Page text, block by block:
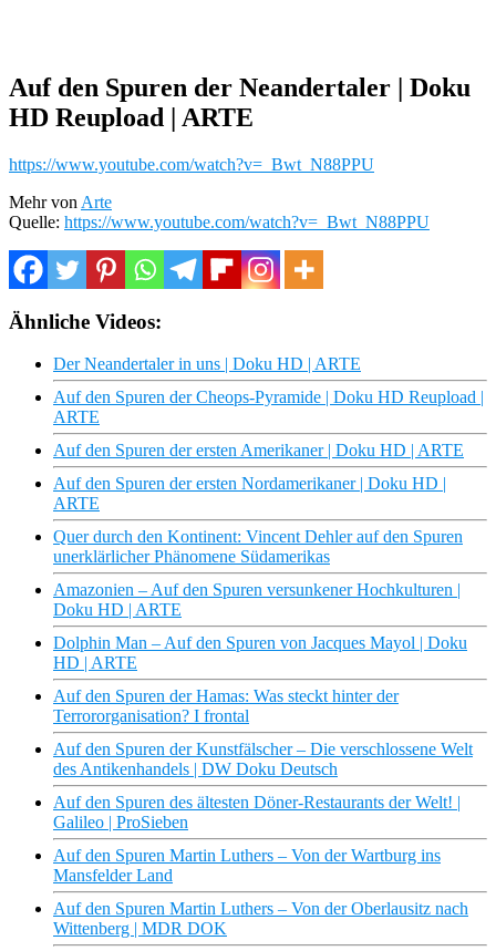
Auf den Spuren der Neandertaler | Doku
HD Reupload | ARTE
https://www.youtube.com/watch?v=_Bwt_N88PPU
Mehr von Arte
Quelle: https://www.youtube.com/watch?v=_Bwt_N88PPU
Ähnliche Videos:
Der Neandertaler in uns | Doku HD | ARTE
Auf den Spuren der Cheops-Pyramide | Doku HD Reupload |
ARTE
Auf den Spuren der ersten Amerikaner | Doku HD | ARTE
Auf den Spuren der ersten Nordamerikaner | Doku HD |
ARTE
Quer durch den Kontinent: Vincent Dehler auf den Spuren
unerklärlicher Phänomene Südamerikas
Amazonien – Auf den Spuren versunkener Hochkulturen |
Doku HD | ARTE
Dolphin Man – Auf den Spuren von Jacques Mayol | Doku
HD | ARTE
Auf den Spuren der Hamas: Was steckt hinter der
Terrororganisation? I frontal
Auf den Spuren der Kunstfälscher – Die verschlossene Welt
des Antikenhandels | DW Doku Deutsch
Auf den Spuren des ältesten Döner-Restaurants der Welt! |
Galileo | ProSieben
Auf den Spuren Martin Luthers – Von der Wartburg ins
Mansfelder Land
Auf den Spuren Martin Luthers – Von der Oberlausitz nach
Wittenberg | MDR DOK